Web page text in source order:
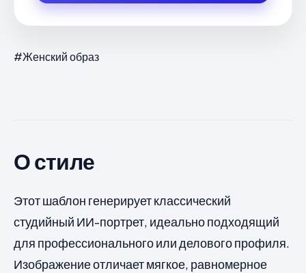
#Женский образ
О стиле
Этот шаблон генерирует классический
студийный ИИ-портрет, идеально подходящий
для профессионального или делового профиля.
Изображение отличает мягкое, равномерное